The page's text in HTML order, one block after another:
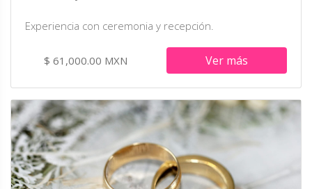
Experiencia con ceremonia y recepción.
$ 61,000.00 MXN Ver más